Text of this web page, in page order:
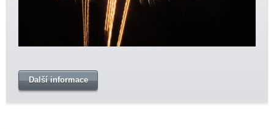
Další informace